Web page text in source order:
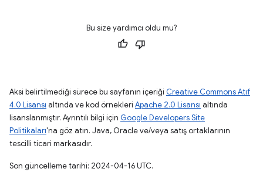
Bu size yardımcı oldu mu?
Aksi belirtilmediği sürece bu sayfanın içeriği Creative Commons Atıf
4.0 Lisansı altında ve kod örnekleri Apache 2.0 Lisansı altında
lisanslanmıştır. Ayrıntılı bilgi için Google Developers Site
Politikaları'na göz atın. Java, Oracle ve/veya satış ortaklarının
tescilli ticari markasıdır.
Son güncelleme tarihi: 2024-04-16 UTC.